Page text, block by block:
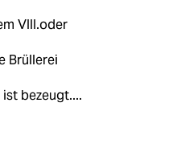
VIII.oder
Brüllerei
bezeugt....